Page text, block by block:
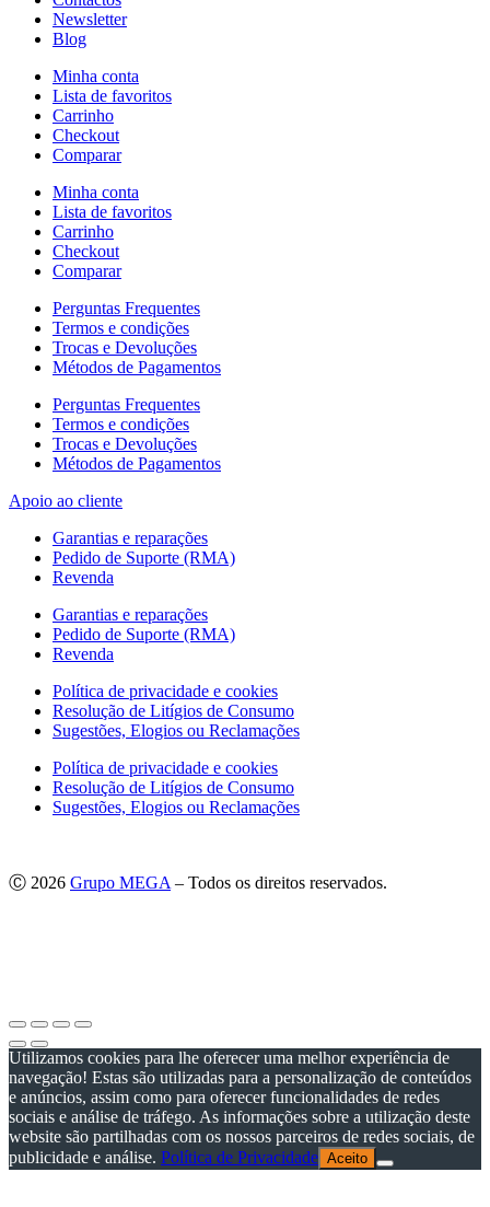
Newsletter
Blog
Minha conta
Lista de favoritos
Carrinho
Checkout
Comparar
Minha conta
Lista de favoritos
Carrinho
Checkout
Comparar
Perguntas Frequentes
Termos e condições
Trocas e Devoluções
Métodos de Pagamentos
Perguntas Frequentes
Termos e condições
Trocas e Devoluções
Métodos de Pagamentos
Apoio ao cliente
Garantias e reparações
Pedido de Suporte (RMA)
Revenda
Garantias e reparações
Pedido de Suporte (RMA)
Revenda
Política de privacidade e cookies
Resolução de Litígios de Consumo
Sugestões, Elogios ou Reclamações
Política de privacidade e cookies
Resolução de Litígios de Consumo
Sugestões, Elogios ou Reclamações
Ⓒ 2026 Grupo MEGA – Todos os direitos reservados.
Utilizamos cookies para lhe oferecer uma melhor experiência de
navegação! Estas são utilizadas para a personalização de conteúdos
e anúncios, assim como para oferecer funcionalidades de redes
sociais e análise de tráfego. As informações sobre a utilização deste
website são partilhadas com os nossos parceiros de redes sociais, de
publicidade e análise. Política de Privacidade Aceito